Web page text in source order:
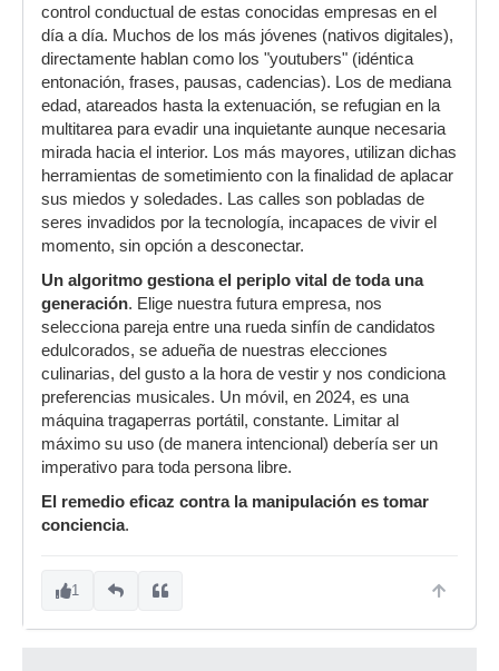
control conductual de estas conocidas empresas en el
día a día. Muchos de los más jóvenes (nativos digitales),
directamente hablan como los "youtubers" (idéntica
entonación, frases, pausas, cadencias). Los de mediana
edad, atareados hasta la extenuación, se refugian en la
multitarea para evadir una inquietante aunque necesaria
mirada hacia el interior. Los más mayores, utilizan dichas
herramientas de sometimiento con la finalidad de aplacar
sus miedos y soledades. Las calles son pobladas de
seres invadidos por la tecnología, incapaces de vivir el
momento, sin opción a desconectar.
Un algoritmo gestiona el periplo vital de toda una
generación. Elige nuestra futura empresa, nos
selecciona pareja entre una rueda sinfín de candidatos
edulcorados, se adueña de nuestras elecciones
culinarias, del gusto a la hora de vestir y nos condiciona
preferencias musicales. Un móvil, en 2024, es una
máquina tragaperras portátil, constante. Limitar al
máximo su uso (de manera intencional) debería ser un
imperativo para toda persona libre.
El remedio eficaz contra la manipulación es tomar
conciencia.
1